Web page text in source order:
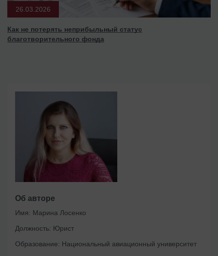
26.03.2026
Как не потерять неприбыльный статус
благотворительного фонда
Об авторе
Имя: Марина Лосенко
Должность: Юрист
Образование: Национальный авиационный университет